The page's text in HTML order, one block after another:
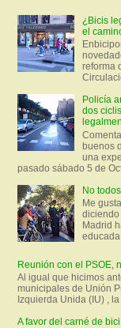
¿Bicis
el
reforma
Policía
dos
buenos
una
pasado sábado 5 de
No
Me
diciendo
Madrid
Reunión con el PSOE,
Al igual que hicimos
municipales de Unión
Izquierda Unida (IU) ,
A favor del carné de bici